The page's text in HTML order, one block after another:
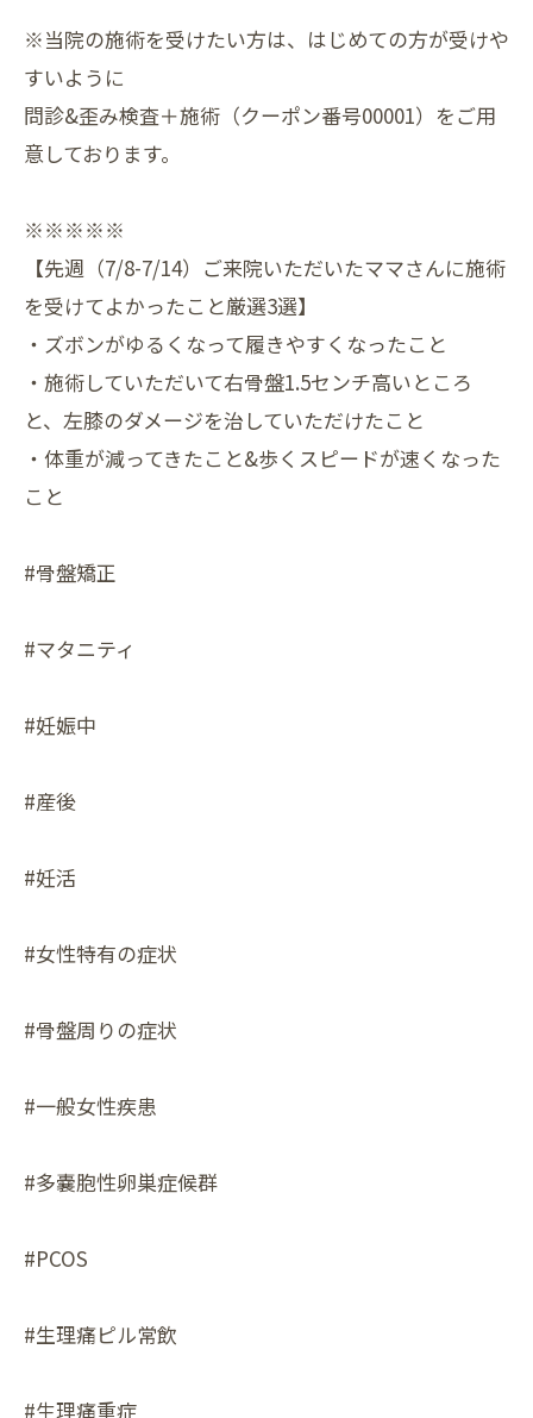
※当院の施術を受けたい方は、はじめての方が受けや
すいように
問診&歪み検査＋施術（クーポン番号00001）をご用
意しております。
※※※※※
【先週（7/8-7/14）ご来院いただいたママさんに施術
を受けてよかったこと厳選3選】
・ズボンがゆるくなって履きやすくなったこと
・施術していただいて右骨盤1.5センチ高いところ
と、左膝のダメージを治していただけたこと
・体重が減ってきたこと&歩くスピードが速くなった
こと
#骨盤矯正
#マタニティ
#妊娠中
#産後
#妊活
#女性特有の症状
#骨盤周りの症状
#一般女性疾患
#多嚢胞性卵巣症候群
#PCOS
#生理痛ピル常飲
#生理痛重症